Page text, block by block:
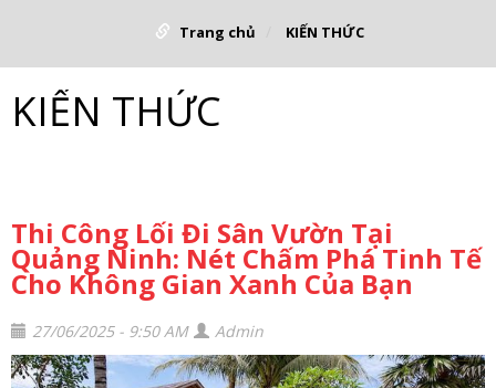
Trang chủ KIẾN THỨC
KIẾN THỨC
Thi Công Lối Đi Sân Vườn Tại
Quảng Ninh: Nét Chấm Phá Tinh Tế
Cho Không Gian Xanh Của Bạn
27/06/2025 - 9:50 AM Admin